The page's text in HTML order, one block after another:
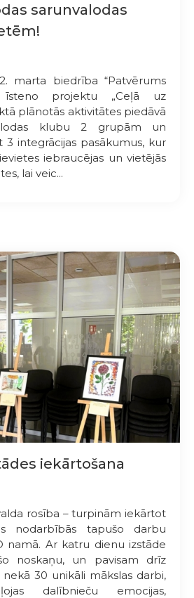
sarunvalodas
marta biedrība “Patvērums
īsteno projektu „Ceļā uz
plānotās aktivitātes piedāvā
klubu 2 grupām un
integrācijas pasākumus, kur
iebraucējas un vietējās
lai veic...
iekārtošana
rosība – turpinām iekārtot
nodarbībās tapušo darbu
namā. Ar katru dienu izstāde
noskaņu, un pavisam drīz
nekā 30 unikāli mākslas darbi,
dalībnieču emocijas,